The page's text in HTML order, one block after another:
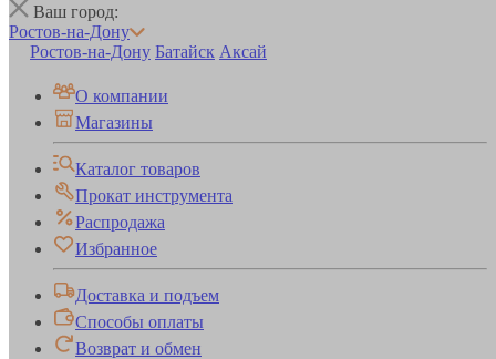
Ваш город:
Ростов-на-Дону
Ростов-на-Дону Батайск Аксай
О компании
Магазины
Каталог товаров
Прокат инструмента
Распродажа
Избранное
Доставка и подъем
Способы оплаты
Возврат и обмен